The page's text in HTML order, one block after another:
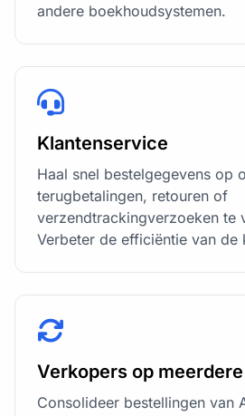
andere boekhoudsystemen.
Klantenservice
Haal snel bestelgegevens op
terugbetalingen, retouren of
verzendtrackingverzoeken te
Verbeter de efficiëntie van de
Verkopers op
Consolideer bestellingen van